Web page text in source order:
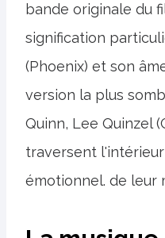
bande originale du
signification
(Phoenix) et son
version la plus
Quinn, Lee Quinzel
traversent
émotionnel. de leur